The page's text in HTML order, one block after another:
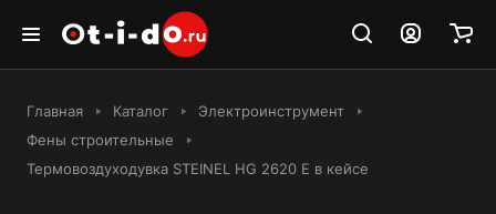
Главная Каталог
Электроинструмент
Фены строительные
Термовоздуходувка STEINEL HG 2620 E в кейсе